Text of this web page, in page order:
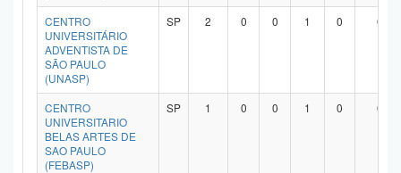
CENTRO
UNIVERSITÁRIO
ADVENTISTA DE
SÃO PAULO
(UNASP)
SP 2 0 0 1 0 0
CENTRO
UNIVERSITARIO
BELAS ARTES DE
SAO PAULO
(FEBASP)
SP 1 0 0 1 0 0